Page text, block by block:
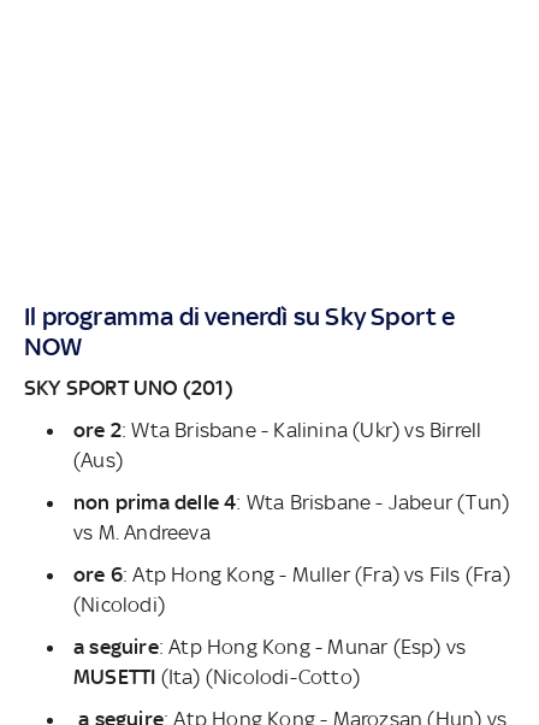
Il programma di venerdì su Sky Sport e
NOW
SKY SPORT UNO (201)
ore 2: Wta Brisbane - Kalinina (Ukr) vs Birrell
(Aus)
non prima delle 4: Wta Brisbane - Jabeur (Tun)
vs M. Andreeva
ore 6: Atp Hong Kong - Muller (Fra) vs Fils (Fra)
(Nicolodi)
a seguire: Atp Hong Kong - Munar (Esp) vs
MUSETTI (Ita) (Nicolodi-Cotto)
a seguire: Atp Hong Kong - Marozsan (Hun) vs